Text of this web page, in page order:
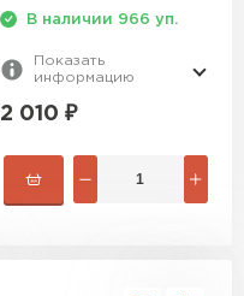
В наличии 966 уп.
Показать
информацию
2 010 ₽